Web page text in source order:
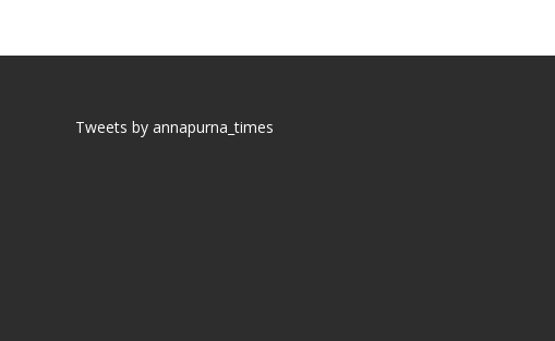
Tweets by annapurna_times